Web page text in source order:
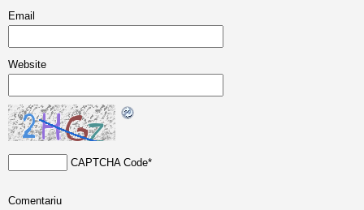
Email
Website
CAPTCHA Code*
Comentariu